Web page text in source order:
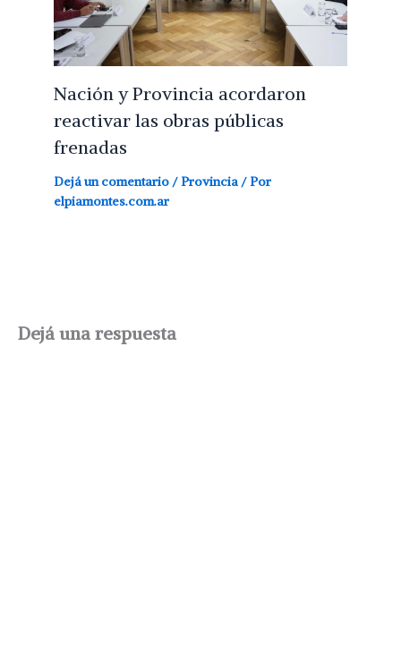
Nación y Provincia acordaron
reactivar las obras públicas
frenadas
Dejá un comentario /Provincia / Por
elpiamontes.com.ar
Dejá una respuesta